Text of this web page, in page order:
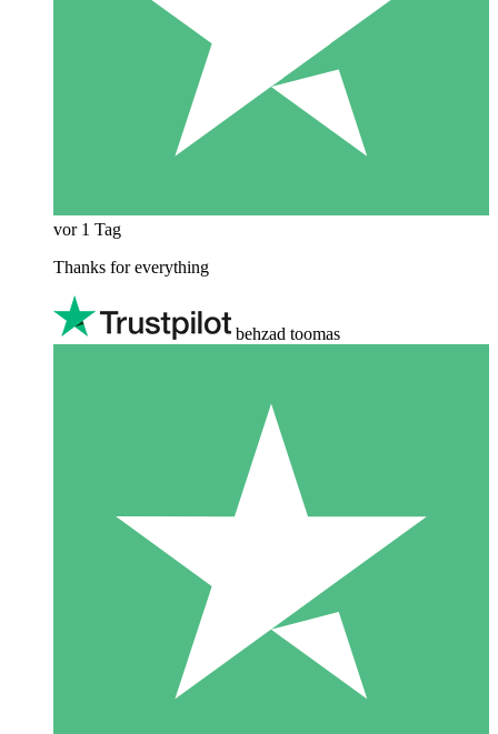
vor 1 Tag
Thanks for everything
behzad toomas